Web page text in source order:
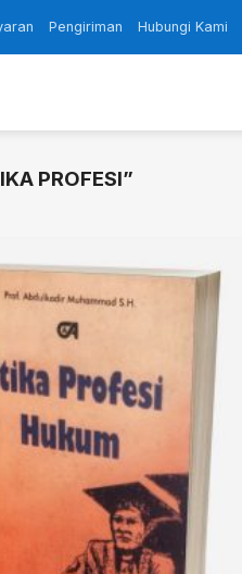
Pengiriman Hubungi Kami
PROFESI”
Add to
wishlist